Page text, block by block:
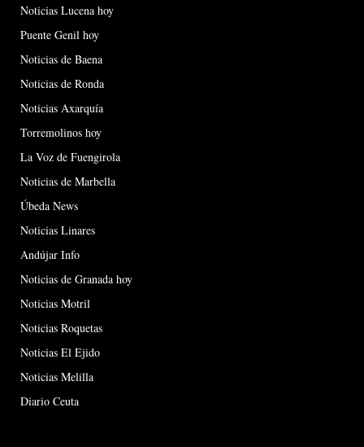
Noticias Lucena hoy
Puente Genil hoy
Noticias de Baena
Noticias de Ronda
Noticias Axarquía
Torremolinos hoy
La Voz de Fuengirola
Noticias de Marbella
Úbeda News
Noticias Linares
Andújar Info
Noticias de Granada hoy
Noticias Motril
Noticias Roquetas
Noticias El Ejido
Noticias Melilla
Diario Ceuta